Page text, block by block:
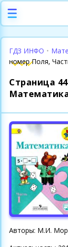
ГДЗ ИНФО •
номер Поля,
Страница
Авторы: М.И.